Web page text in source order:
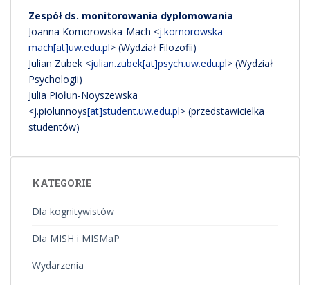
Zespół ds. monitorowania dyplomowania
Joanna Komorowska-Mach <j.komorowska-
mach[at]uw.edu.pl> (Wydział Filozofii)
Julian Zubek <julian.zubek[at]psych.uw.edu.pl> (Wydział
Psychologii)
Julia Piołun-Noyszewska
<j.piolunnoys[at]student.uw.edu.pl> (przedstawicielka
studentów)
KATEGORIE
Dla kognitywistów
Dla MISH i MISMaP
Wydarzenia